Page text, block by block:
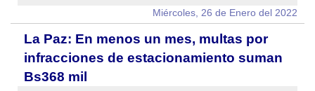
Miércoles, 26 de Enero del 2022
La Paz: En menos un mes, multas por
infracciones de estacionamiento suman
Bs368 mil